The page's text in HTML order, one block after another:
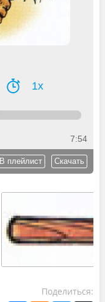
1x
7:54
В плейлист Скачать
Поделиться: